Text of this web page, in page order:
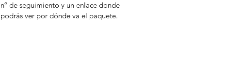
nº de seguimiento y un enlace donde
podrás ver por dónde va el paquete.